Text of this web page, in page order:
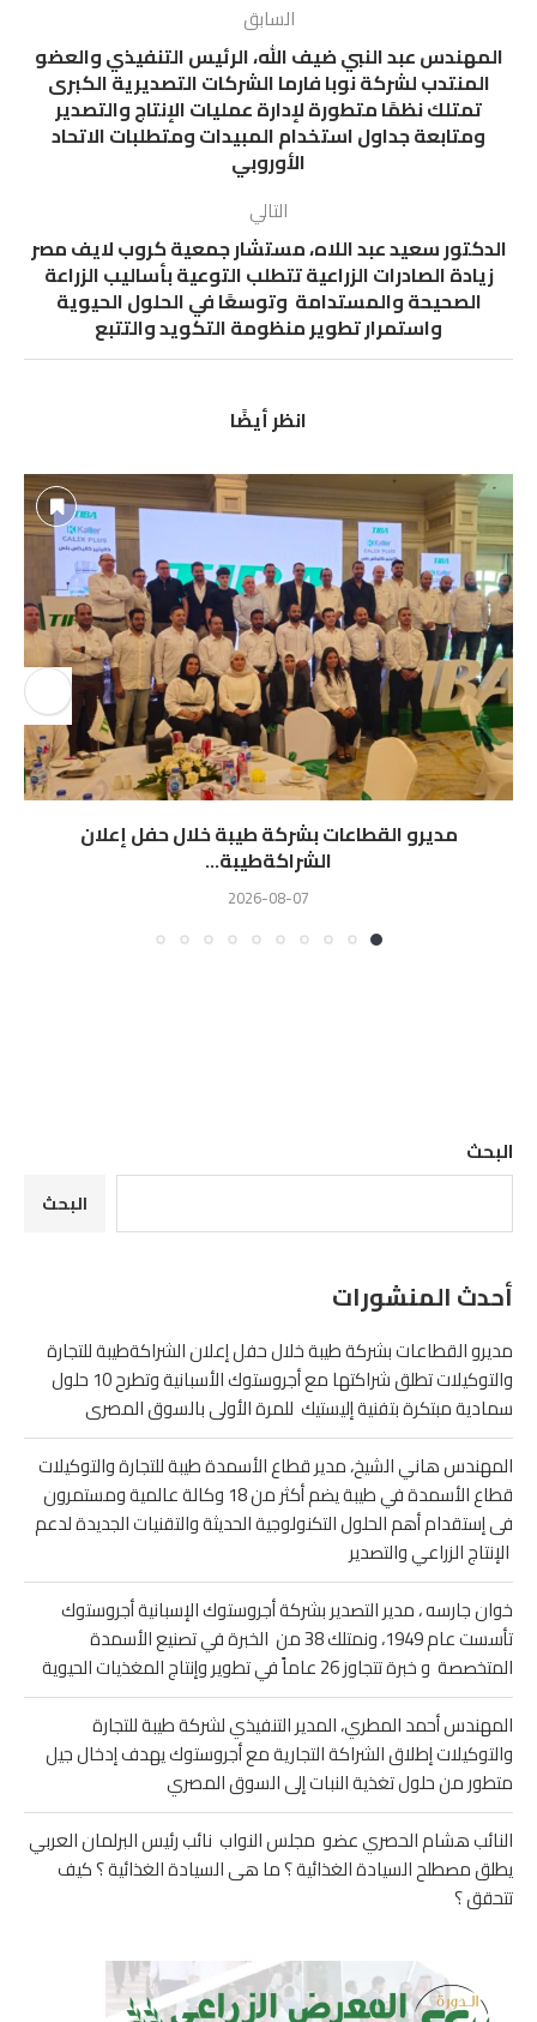
السابق
المهندس عبد النبي ضيف الله، الرئيس التنفيذي والعضو
المنتدب لشركة نوبا فارما الشركات التصديرية الكبرى
تمتلك نظمًا متطورة لإدارة عمليات الإنتاج والتصدير
ومتابعة جداول استخدام المبيدات ومتطلبات الاتحاد
الأوروبي
التالي
الدكتور سعيد عبد اللاه، مستشار جمعية كروب لايف مصر
زيادة الصادرات الزراعية تتطلب التوعية بأساليب الزراعة
الصحيحة والمستدامة وتوسعًا في الحلول الحيوية
واستمرار تطوير منظومة التكويد والتتبع
انظر أيضًا
مديرو القطاعات بشركة طيبة خلال حفل إعلان
الشراكةطيبة...
2026-08-07
البحث
البحث
أحدث المنشورات
مديرو القطاعات بشركة طيبة خلال حفل إعلان الشراكةطيبة للتجارة
والتوكيلات تطلق شراكتها مع أجروستوك الأسبانية وتطرح 10 حلول
سمادية مبتكرة بتفنية إليستيك للمرة الأولى بالسوق المصرى
المهندس هاني الشيخ، مدير قطاع الأسمدة طيبة للتجارة والتوكيلات
قطاع الأسمدة في طيبة يضم أكثر من 18 وكالة عالمية ومستمرون
فى إستقدام أهم الحلول التكنولوجية الحديثة والتقنيات الجديدة لدعم
الإنتاج الزراعي والتصدير
خوان جارسه ، مدير التصدير بشركة أجروستوك الإسبانية أجروستوك
تأسست عام 1949، ونمتلك 38 من الخبرة في تصنيع الأسمدة
المتخصصة و خبرة تتجاوز 26 عاماً في تطوير وإنتاج المغذيات الحيوية
المهندس أحمد المطري، المدير التنفيذي لشركة طيبة للتجارة
والتوكيلات إطلاق الشراكة التجارية مع أجروستوك يهدف إدخال جيل
متطور من حلول تغذية النبات إلى السوق المصري
النائب هشام الحصري عضو مجلس النواب نائب رئيس البرلمان العربي
يطلق مصطلح السيادة الغذائية ؟ ما هى السيادة الغذائية ؟ كيف
تتحقق ؟